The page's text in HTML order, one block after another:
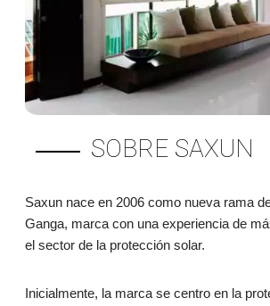
SOBRE SAXUN
Saxun nace en 2006 como nueva rama
Ganga, marca con una experiencia de
el sector de la protección solar.
Inicialmente, la marca se centro en la